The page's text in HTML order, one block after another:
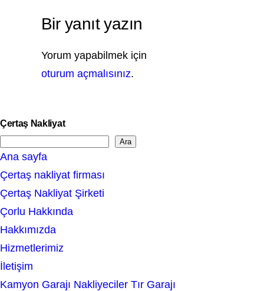
Bir yanıt yazın
Yorum yapabilmek için
oturum açmalısınız.
Çertaş Nakliyat
e
a
r
c
h
Ara
Ana sayfa
Çertaş nakliyat firması
Çertaş Nakliyat Şirketi
Çorlu Hakkında
Hakkımızda
Hizmetlerimiz
İletişim
Kamyon Garajı Nakliyeciler Tır Garajı